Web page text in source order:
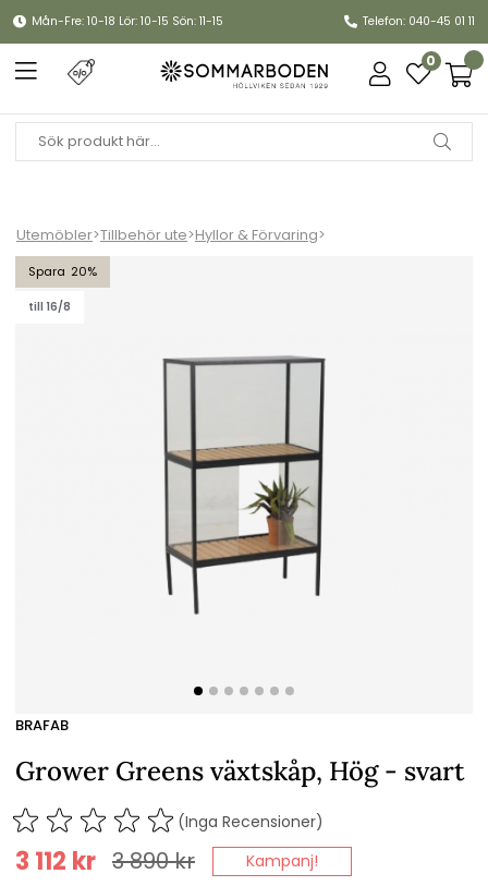
Mån-Fre: 10-18 Lör: 10-15 Sön: 11-15 Telefon: 040-45 01 11
0
Utemöbler>Tillbehör ute>Hyllor & Förvaring>
20
till 16/8
Grower Greens växtskåp, Hög - svart
BRAFAB
Grower Greens växtskåp, Hög - svart
(Inga Recensioner)
3 890kr
3 112 kr Kampanj!